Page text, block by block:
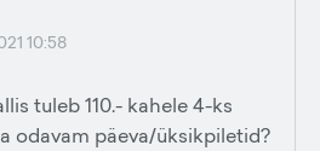
10:58
tuleb 110.- kahele 4-ks
odavam päeva/üksikpiletid?